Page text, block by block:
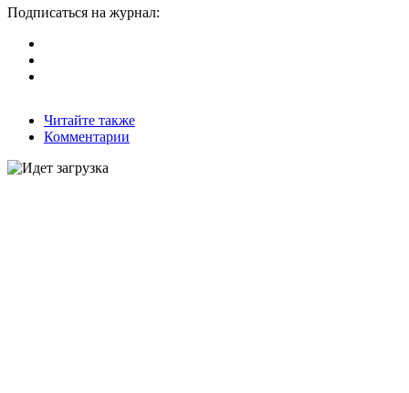
Подписаться на журнал:
Читайте также
Комментарии